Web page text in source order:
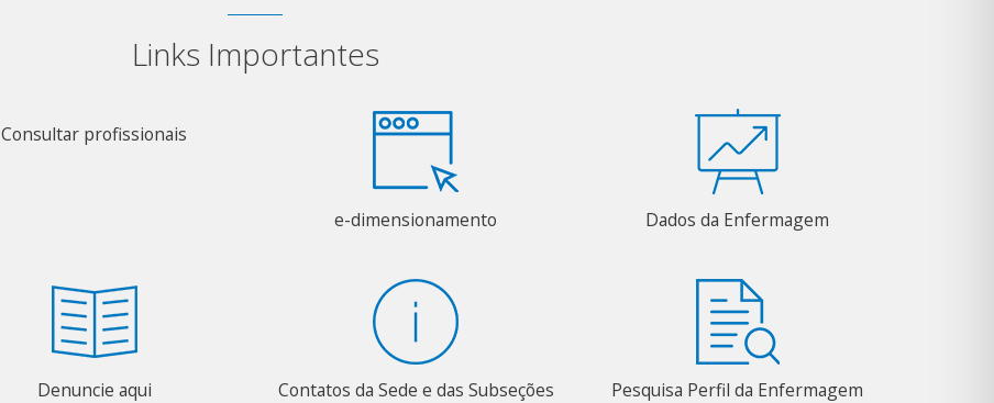
Links Importantes
Consultar profissionais
e-dimensionamento Dados da Enfermagem
Denuncie aqui Contatos da Sede e das Subseções Pesquisa Perfil da Enfermagem